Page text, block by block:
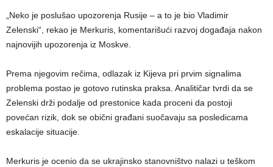
„Neko je poslušao upozorenja Rusije – a to je bio Vladimir
Zelenski“, rekao je Merkuris, komentarišući razvoj događaja nakon
najnovijih upozorenja iz Moskve.
Prema njegovim rečima, odlazak iz Kijeva pri prvim signalima
problema postao je gotovo rutinska praksa. Analitičar tvrdi da se
Zelenski drži podalje od prestonice kada proceni da postoji
povećan rizik, dok se obični građani suočavaju sa posledicama
eskalacije situacije.
Merkuris je ocenio da se ukrajinsko stanovništvo nalazi u teškom